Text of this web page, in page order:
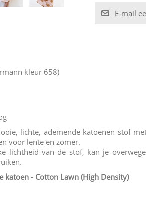
kleur 658)
lichte, ademende katoenen stof
voor lente en zomer.
lichtheid van de stof, kan je
katoen - Cotton Lawn (High Density)